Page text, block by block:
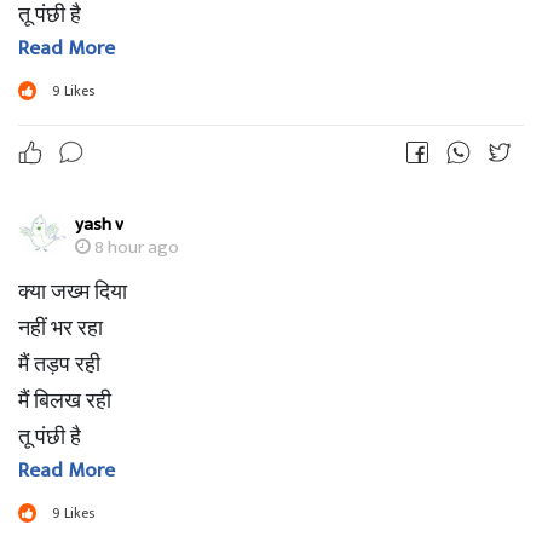
तू पंछी है
या भँवरा है
रस ले गया
मैं सूख रही
तू कहाँ छिपा
इस दुनिया में
उस दुनिया में
बर्फ जमी है
एक पर्त बनी
मैं ठिठुर रही
मैं सिकुड़ रही
न होश मुझे
Read More
9 Likes
yash v
8 hour ago
क्या जख्म दिया
नहीं भर रहा
मैं तड़प रही
मैं बिलख रही
तू पंछी है
या भँवरा है
रस ले गया
Read More
9 Likes